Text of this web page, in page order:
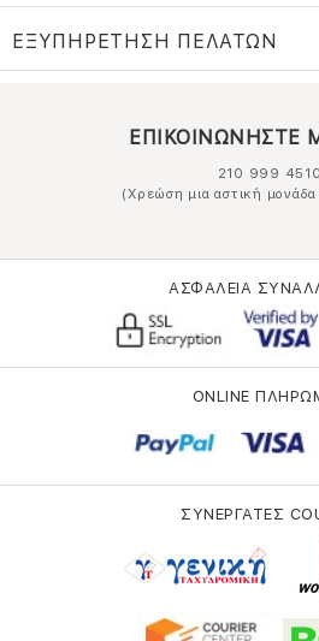
ΕΞΥΠΗΡΕΤΗΣΗ ΠΕΛΑΤΩΝ
ΕΠΙΚΟΙΝΩΝΗΣΤΕ
210 999 4510
(Χρεώση μια αστική
ΑΣΦΑΛΕΙΑ
ONLINE
ΣΥΝΕΡΓΑΤΕΣ